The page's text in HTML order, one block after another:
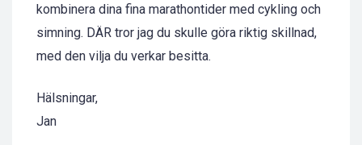
kombinera dina fina marathontider med cykling och
simning. DÄR tror jag du skulle göra riktig skillnad,
med den vilja du verkar besitta.
Hälsningar,
Jan